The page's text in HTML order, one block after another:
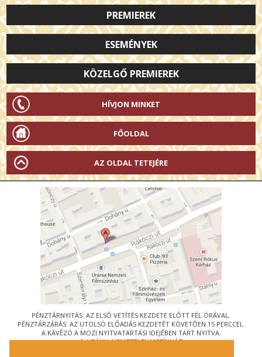
PREMIEREK
ESEMÉNYEK
KÖZELGŐ PREMIEREK
HÍVJON MINKET
FŐOLDAL
AZ OLDAL TETEJÉRE
PÉNZTÁRNYITÁS: AZ ELSŐ VETÍTÉS KEZDETE ELŐTT FÉL ÓRÁVAL.
PÉNZTÁRZÁRÁS: AZ UTOLSÓ ELŐADÁS KEZDETÉT KÖVETŐEN 15 PERCCEL.
A KÁVÉZÓ A MOZI NYITVATARTÁSI IDEJÉBEN TART NYITVA.
© URÁNIA NEMZETI FILMSZÍNHÁZ